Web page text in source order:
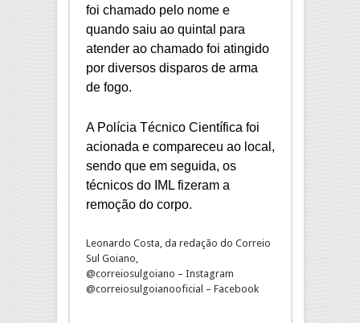
foi chamado pelo nome e
quando saiu ao quintal para
atender ao chamado foi atingido
por diversos disparos de arma
de fogo.
A Polícia Técnico Científica foi
acionada e compareceu ao local,
sendo que em seguida, os
técnicos do IML fizeram a
remoção do corpo.
Leonardo Costa, da redação do Correio
Sul Goiano,
@correiosulgoiano – Instagram
@correiosulgoianooficial – Facebook